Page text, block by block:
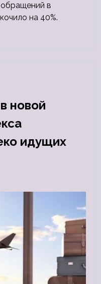
в
на 40%.
новой
идущих